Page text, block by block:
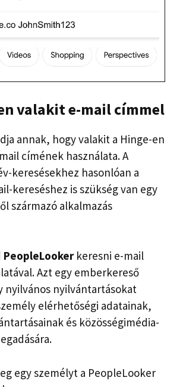
valakit e-mail címmel
annak, hogy valakit a Hinge-en
címének használata. A
keresésekhez hasonlóan a
kereséshez is szükség van egy
származó alkalmazás
PeopleLookerkeresni e-mail
Azt egy emberkereső
nyilvános nyilvántartásokat
elérhetőségi adatainak,
és közösségimédia-
egy személyt a PeopleLooker